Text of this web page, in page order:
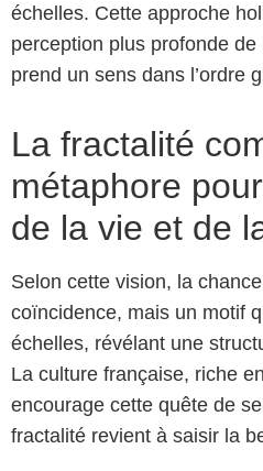
échelles. Cette approche
perception plus profonde
prend un sens dans l’ordre
La fractalité
métaphore
de la vie et de
Selon cette vision, la
coïncidence, mais un motif
échelles, révélant une
La culture française, riche
encourage cette quête de
fractalité revient à saisir la